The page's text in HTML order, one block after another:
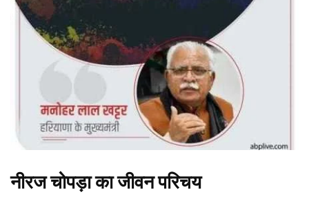
नीरज चोपड़ा का जीवन परिचय